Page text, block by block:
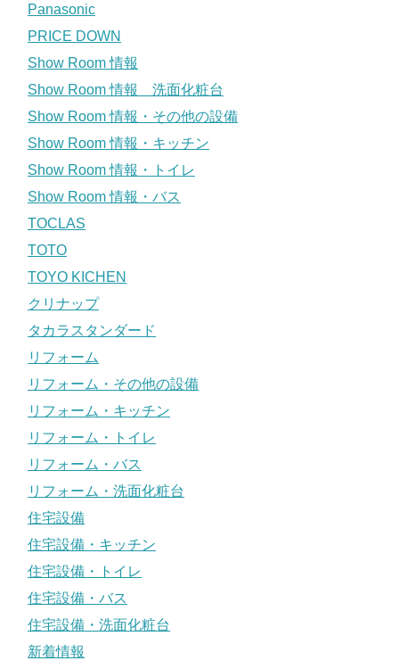
Panasonic
PRICE DOWN
Show Room 情報
Show Room 情報 洗面化粧台
Show Room 情報・その他の設備
Show Room 情報・キッチン
Show Room 情報・トイレ
Show Room 情報・バス
TOCLAS
TOTO
TOYO KICHEN
クリナップ
タカラスタンダード
リフォーム
リフォーム・その他の設備
リフォーム・キッチン
リフォーム・トイレ
リフォーム・バス
リフォーム・洗面化粧台
住宅設備
住宅設備・キッチン
住宅設備・トイレ
住宅設備・バス
住宅設備・洗面化粧台
新着情報